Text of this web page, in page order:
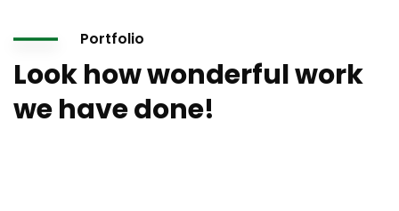
Portfolio
Look how wonderful work
we have done!